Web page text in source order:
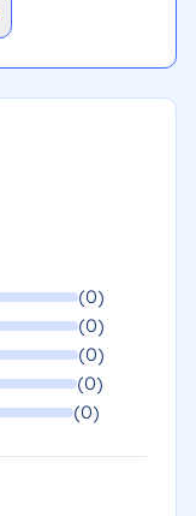
(0)
(0)
(0)
(0)
(0)